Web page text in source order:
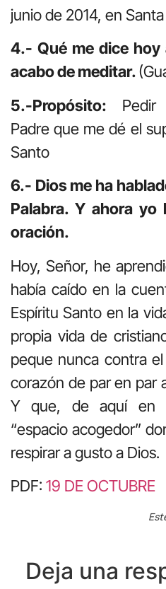
junio de 2014, en
4.- Qué me dice
acabo de meditar.
5.-Propósito:
Padre que me dé el
Santo
6.- Dios me ha
Palabra. Y ahora
oración.
Hoy, Señor, he
había caído en la
Espíritu Santo en la
propia vida de
peque nunca contra
corazón de par en par
Y que, de aquí en
“espacio acogedor”
respirar a gusto a Dios.
PDF: 19 DE OCTUBRE
Deja una